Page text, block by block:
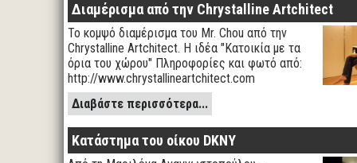
Διαμέρισμα από την Chrystalline Artchitect
Το κομψό διαμέρισμα του Mr. Chou από την
Chrystalline Artchitect. Η ιδέα "Κατοικία με τα
όρια του χώρου" Πληροφορίες και φωτό από:
http://www.chrystallineartchitect.com
Διαβάστε περισσότερα...
Κατάστημα του οίκου DKNY